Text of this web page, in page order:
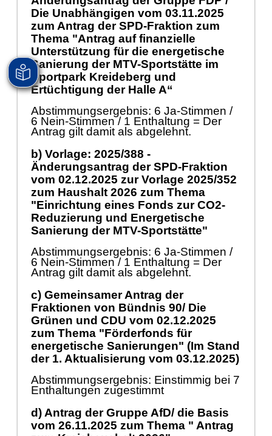
Die Unabhängigen vom03.11.2025
zum Antrag der SPD-Fraktion zum
Thema "Antrag auf finanzielle
Unterstützung für die energetische
Sanierung der MTV-Sportstätte im
Sportpark Kreideberg und
Ertüchtigung der Halle A“
Abstimmungsergebnis: 6 Ja-Stimmen /
6 Nein-Stimmen / 1 Enthaltung = Der
Antrag gilt damit als abgelehnt.
b) Vorlage: 2025/388 -
Änderungsantrag der SPD-Fraktion
vom02.12.2025 zur Vorlage 2025/352
zum Haushalt 2026 zum Thema
"Einrichtung eines Fonds zur CO2-
Reduzierung und Energetische
Sanierung der MTV-Sportstätte"
Abstimmungsergebnis: 6 Ja-Stimmen /
6 Nein-Stimmen / 1 Enthaltung = Der
Antrag gilt damit als abgelehnt.
c) Gemeinsamer Antrag der
Fraktionen von Bündnis 90/ Die
Grünen und CDU vom02.12.2025
zum Thema "Förderfonds für
energetische Sanierungen" (Im Stand
der 1. Aktualisierung vom03.12.2025)
Abstimmungsergebnis: Einstimmig bei 7
Enthaltungen zugestimmt
d) Antrag der Gruppe AfD/ die Basis
vom26.11.2025 zum Thema " Antrag